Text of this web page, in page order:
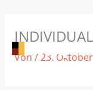
Inhalt
springen
Von /23.